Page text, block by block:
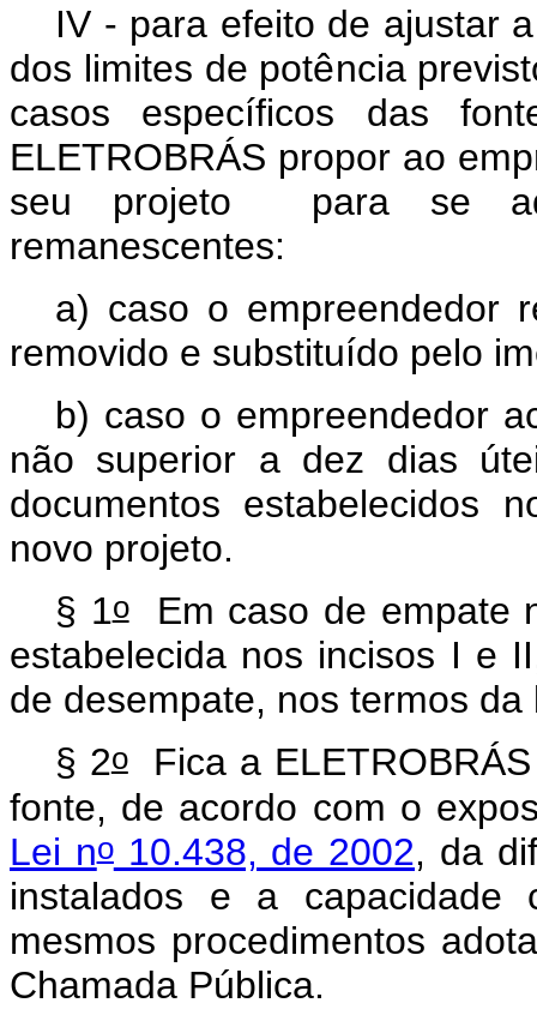
IV - para efeito de ajustar
dos limites de potência
casos específicos das
ELETROBRÁS propor ao
seu projeto
para se
remanescentes:
a) caso o empreendedor
removido e substituído pelo
b) caso o empreendedor
não superior a dez dias
documentos estabelecidos
novo projeto.
§ 1oEm caso de empate
estabelecida nos incisos I e
de desempate, nos termos
§ 2oFica a ELETROBRÁS
fonte, de acordo com o
Lei no10.438, de 2002, da
instalados e a capacidade
mesmos procedimentos
Chamada Pública.